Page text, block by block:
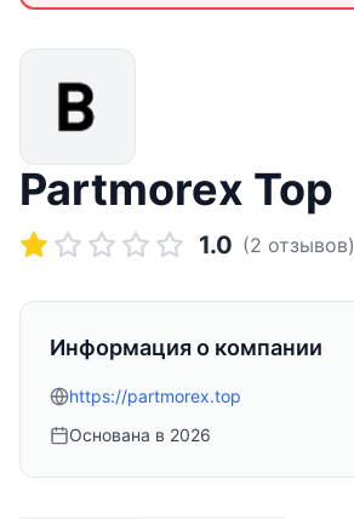
Partmorex Top
1.0 (2 отзывов)
Информация о компании
https://partmorex.top
Основана в 2026